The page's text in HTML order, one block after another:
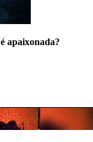
apaixonada?